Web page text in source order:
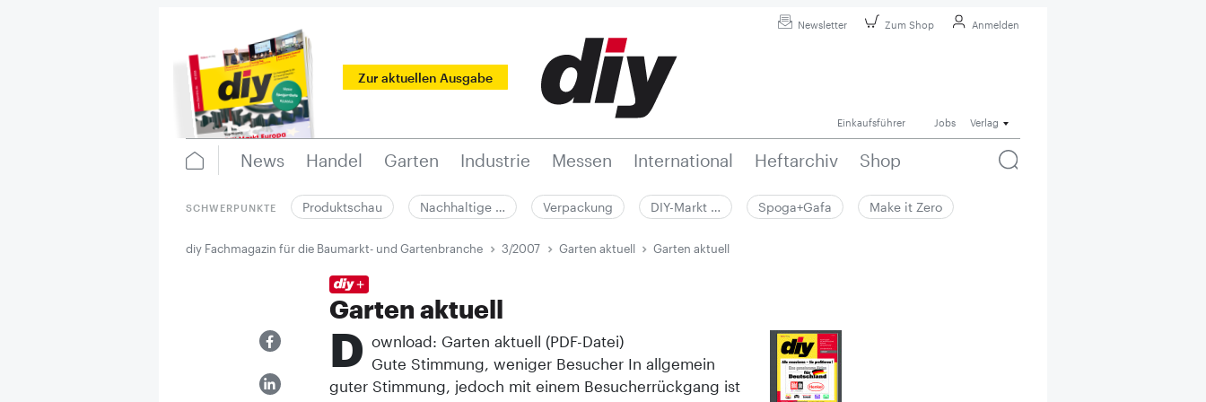
Newsletter Zum Shop Anmelden
Zur aktuellen Ausgabe
Einkaufsführer Jobs Verlag
News Handel Garten Industrie Messen International Heftarchiv Shop
SCHWERPUNKTE Produktschau Nachhaltige … Verpackung DIY-Markt … Spoga+Gafa Make it Zero
diy Fachmagazin für die Baumarkt- und Gartenbranche 3/2007 Garten aktuell Garten aktuell
Garten aktuell
D ownload: Garten aktuell (PDF-Datei)
Gute Stimmung, weniger Besucher In allgemein
guter Stimmung, jedoch mit einem Besucherrückgang ist